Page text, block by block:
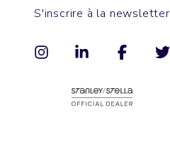
S'inscrire à la newsletter